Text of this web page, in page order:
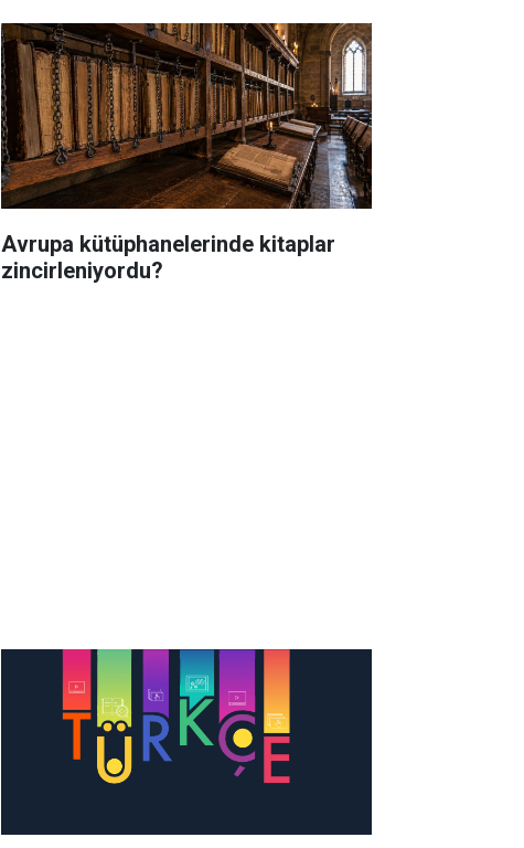
Avrupa kütüphanelerinde kitaplar
zincirleniyordu?